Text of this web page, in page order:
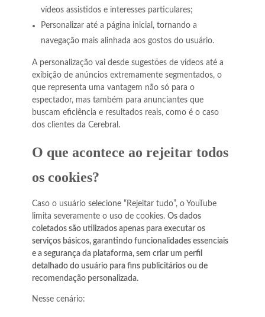
vídeos assistidos e interesses particulares;
Personalizar até a página inicial, tornando a
navegação mais alinhada aos gostos do usuário.
A personalização vai desde sugestões de vídeos até a
exibição de anúncios extremamente segmentados, o
que representa uma vantagem não só para o
espectador, mas também para anunciantes que
buscam eficiência e resultados reais, como é o caso
dos clientes da Cerebral.
O que acontece ao rejeitar todos
os cookies?
Caso o usuário selecione “Rejeitar tudo”, o YouTube
limita severamente o uso de cookies. Os dados
coletados são utilizados apenas para executar os
serviços básicos, garantindo funcionalidades essenciais
e a segurança da plataforma, sem criar um perfil
detalhado do usuário para fins publicitários ou de
recomendação personalizada.
Nesse cenário: